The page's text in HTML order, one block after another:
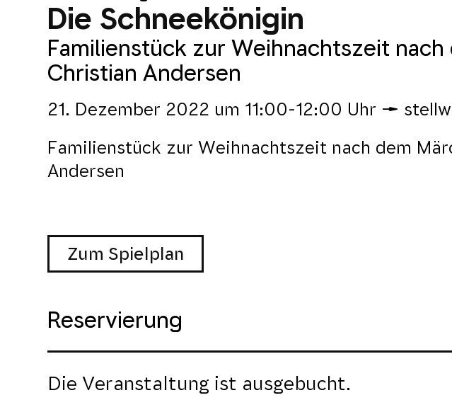
Die Schneekönigin
Familienstück zur Weihnachtszeit nach
Christian Andersen
21. Dezember 2022 um 11:00-12:00 Uhr
Familienstück zur Weihnachtszeit nach dem
Andersen
Zum Spielplan
Reservierung
Die Veranstaltung ist ausgebucht.